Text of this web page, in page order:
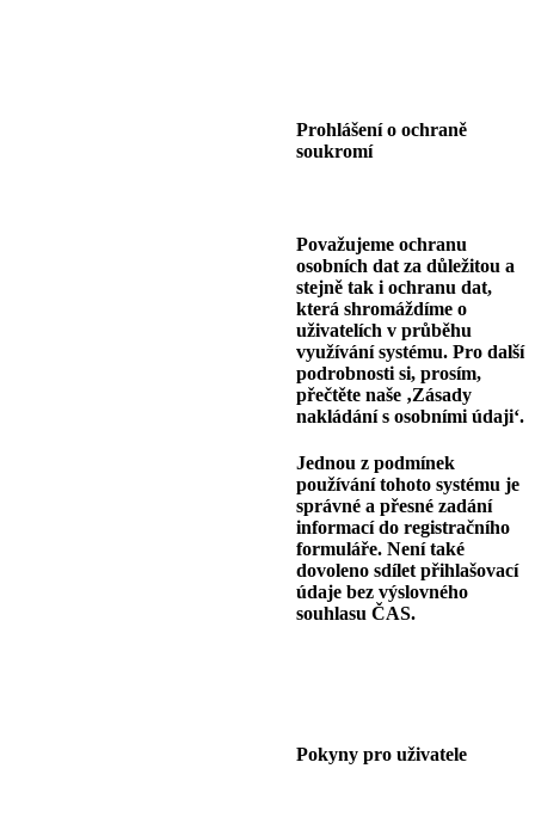
Prohlášení o ochraně
soukromí
Považujeme ochranu
osobních dat za důležitou a
stejně tak i ochranu dat,
která shromáždíme o
uživatelích v průběhu
využívání systému. Pro další
podrobnosti si, prosím,
přečtěte naše ‚Zásady
nakládání s osobními údaji‘.
Jednou z podmínek
používání tohoto systému je
správné a přesné zadání
informací do registračního
formuláře. Není také
dovoleno sdílet přihlašovací
údaje bez výslovného
souhlasu ČAS.
Pokyny pro uživatele